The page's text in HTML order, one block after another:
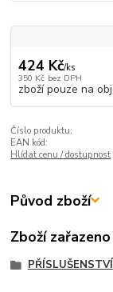
424 Kč/ks
350 Kč bez DPH
zboží pouze na
Číslo produktu:
EAN kód:
Hlídat cenu / dostupnost
Původ zboží
Zboží
PŘÍSLUŠENSTVÍ